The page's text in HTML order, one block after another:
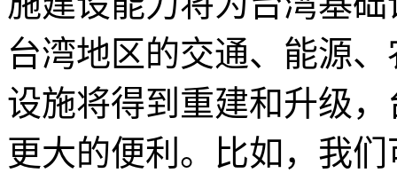
台湾地区的交通、能源
设施将得到重建和升级
更大的便利。比如，我